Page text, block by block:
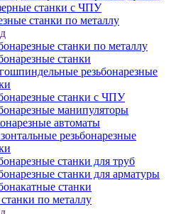
станки с ЧПУ
станки по металлу
станки по металлу
станки
резьбонарезные
станки с ЧПУ
манипуляторы
автоматы
резьбонарезные
станки для труб
станки для арматуры
станки
по металлу